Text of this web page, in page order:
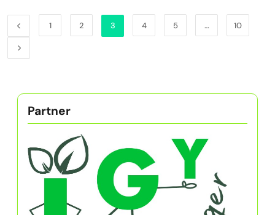
1 2 3 4 5 … 10
Partner